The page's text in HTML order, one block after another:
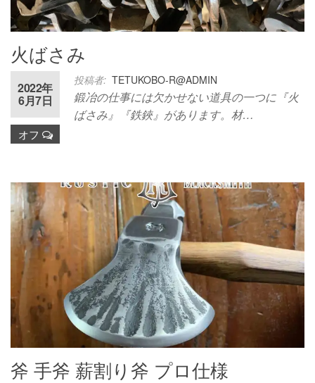
火ばさみ
投稿者: TETUKOBO-R@ADMIN
2022年
6月7日
オフ
鍛冶の仕事には欠かせない道具の一つに『火
ばさみ』『鉄鋏』があります。材…
斧 手斧 薪割り斧 プロ仕様